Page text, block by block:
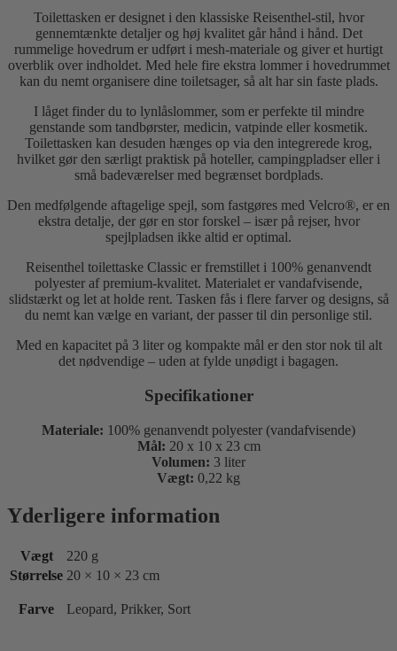
Toilettasken er designet i den klassiske Reisenthel-stil, hvor
gennemtænkte detaljer og høj kvalitet går hånd i hånd. Det
rummelige hovedrum er udført i mesh-materiale og giver et hurtigt
overblik over indholdet. Med hele fire ekstra lommer i hovedrummet
kan du nemt organisere dine toiletsager, så alt har sin faste plads.
I låget finder du to lynlåslommer, som er perfekte til mindre
genstande som tandbørster, medicin, vatpinde eller kosmetik.
Toilettasken kan desuden hænges op via den integrerede krog,
hvilket gør den særligt praktisk på hoteller, campingpladser eller i
små badeværelser med begrænset bordplads.
Den medfølgende aftagelige spejl, som fastgøres med Velcro®, er en
ekstra detalje, der gør en stor forskel – især på rejser, hvor
spejlpladsen ikke altid er optimal.
Reisenthel toilettaske Classic er fremstillet i 100% genanvendt
polyester af premium-kvalitet. Materialet er vandafvisende,
slidstærkt og let at holde rent. Tasken fås i flere farver og designs, så
du nemt kan vælge en variant, der passer til din personlige stil.
Med en kapacitet på 3 liter og kompakte mål er den stor nok til alt
det nødvendige – uden at fylde unødigt i bagagen.
Specifikationer
Materiale: 100% genanvendt polyester (vandafvisende)
Mål: 20 x 10 x 23 cm
Volumen: 3 liter
Vægt: 0,22 kg
Yderligere information
Vægt
220 g
Størrelse 20 × 10 × 23 cm
Farve Leopard, Prikker, Sort